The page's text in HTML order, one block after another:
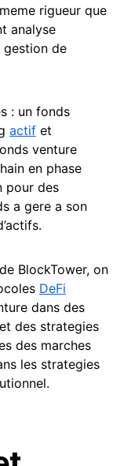
rigueur que
analyse
de
: un fonds
actif et
venture
en phase
pour des
a gere a son
BlockTower, on
DeFi
dans des
des strategies
des marches
les strategies